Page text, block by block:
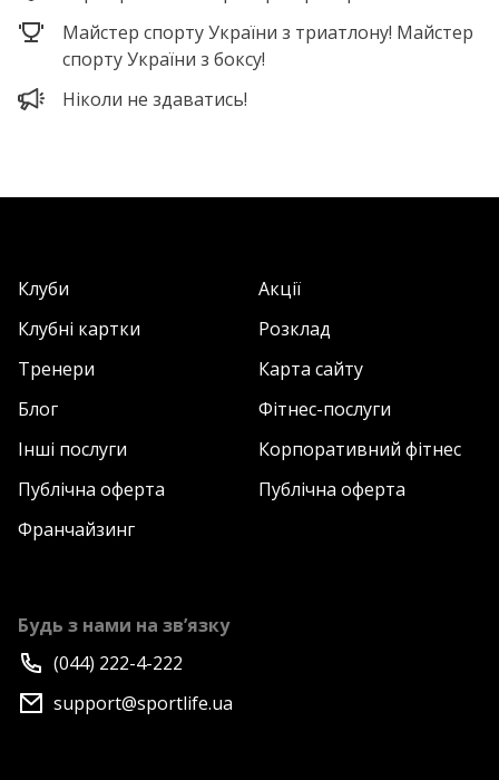
Майстер спорту України з триатлону! Майстер
спорту України з боксу!
Ніколи не здаватись!
Клуби
Акції
Клубні картки
Розклад
Тренери
Карта сайту
Блог
Фітнес-послуги
Інші послуги
Корпоративний фітнес
Публічна оферта
Публічна оферта
Франчайзинг
Будь з нами на зв’язку
(044) 222-4-222
support@sportlife.ua